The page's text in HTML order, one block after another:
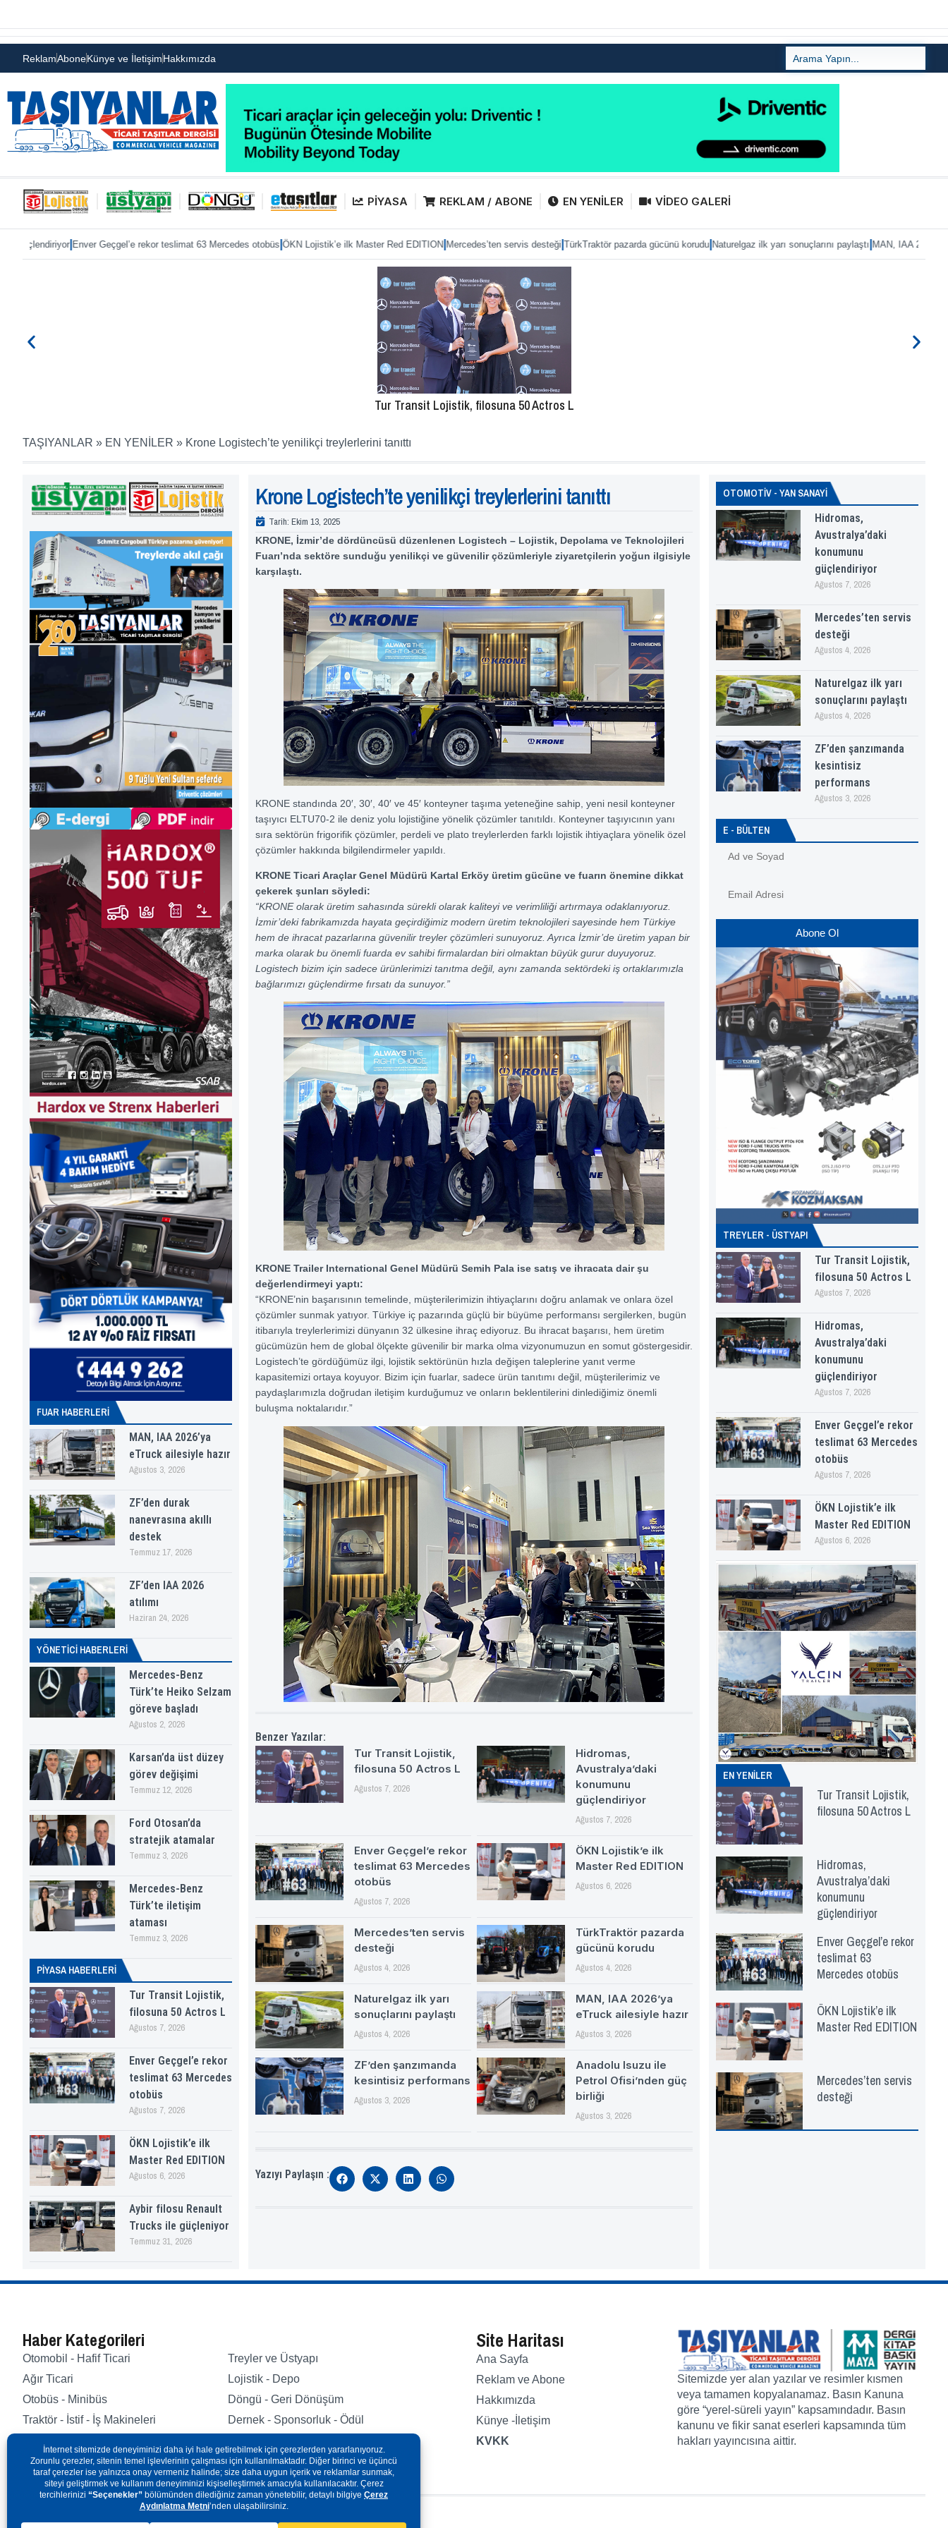
ReklamAboneKünye ve İletişimHakkımızda
PİYASA REKLAM / ABONE EN YENİLER VİDEO GALERİ
Enver Geçgel’e rekor teslimat 63 Mercedes otobüs|ÖKN Lojistik’e ilk Master Red EDITION|Mercedes’ten servis desteği| TürkTraktör pazarda gücünü korudu |Naturelgaz ilk yarı sonuçlarını paylaştı|MAN, IAA 2026’ya eTruck
Tur Transit Lojistik, filosuna 50 Actros L
TAŞIYANLAR » EN YENİLER » Krone Logistech’te yenilikçi treylerlerini tanıttı
FUAR HABERLERI
MAN, IAA 2026’ya
eTruck ailesiyle hazır
Ağustos 3, 2026
ZF’den durak
nanevrasına akıllı
destek
Temmuz 17, 2026
ZF’den IAA 2026
atılımı
Haziran 24, 2026
YÖNETICI HABERLERI
Mercedes-Benz
Türk’te Heiko Selzam
göreve başladı
Ağustos 2, 2026
Karsan’da üst düzey
görev değişimi
Temmuz 12, 2026
Ford Otosan’da
stratejik atamalar
Temmuz 3, 2026
Mercedes-Benz
Türk’te iletişim
ataması
Temmuz 3, 2026
PİYASA HABERLERI
Tur Transit Lojistik,
filosuna 50 Actros L
Ağustos 7, 2026
Enver Geçgel’e rekor
teslimat 63 Mercedes
otobüs
Ağustos 7, 2026
ÖKN Lojistik’e ilk
Master Red EDITION
Ağustos 6, 2026
Aybir filosu Renault
Trucks ile güçleniyor
Temmuz 31, 2026
Krone Logistech’te yenilikçi treylerlerini tanıttı
Tarih: Ekim 13, 2025
KRONE, İzmir’de dördüncüsü düzenlenen Logistech – Lojistik, Depolama ve Teknolojileri
Fuarı’nda sektöre sunduğu yenilikçi ve güvenilir çözümleriyle ziyaretçilerin yoğun ilgisiyle
karşılaştı.
KRONE standında 20′, 30′, 40′ ve 45′ konteyner taşıma yeteneğine sahip, yeni nesil konteyner
taşıyıcı ELTU70-2 ile deniz yolu lojistiğine yönelik çözümler tanıtıldı. Konteyner taşıyıcının yanı
sıra sektörün frigorifik çözümler, perdeli ve plato treylerlerden farklı lojistik ihtiyaçlara yönelik özel
çözümler hakkında bilgilendirmeler yapıldı.
KRONE Ticari Araçlar Genel Müdürü Kartal Erköy üretim gücüne ve fuarın önemine dikkat
çekerek şunları söyledi:
“KRONE olarak üretim sahasında sürekli olarak kaliteyi ve verimliliği artırmaya odaklanıyoruz.
İzmir’deki fabrikamızda hayata geçirdiğimiz modern üretim teknolojileri sayesinde hem Türkiye
hem de ihracat pazarlarına güvenilir treyler çözümleri sunuyoruz. Ayrıca İzmir’de üretim yapan bir
marka olarak bu önemli fuarda ev sahibi firmalardan biri olmaktan büyük gurur duyuyoruz.
Logistech bizim için sadece ürünlerimizi tanıtma değil, aynı zamanda sektördeki iş ortaklarımızla
bağlarımızı güçlendirme fırsatı da sunuyor.”
KRONE Trailer International Genel Müdürü Semih Pala ise satış ve ihracata dair şu
değerlendirmeyi yaptı:
“KRONE’nin başarısının temelinde, müşterilerimizin ihtiyaçlarını doğru anlamak ve onlara özel
çözümler sunmak yatıyor. Türkiye iç pazarında güçlü bir büyüme performansı sergilerken, bugün
itibarıyla treylerlerimizi dünyanın 32 ülkesine ihraç ediyoruz. Bu ihracat başarısı, hem üretim
gücümüzün hem de global ölçekte güvenilir bir marka olma vizyonumuzun en somut göstergesidir.
Logistech’te gördüğümüz ilgi, lojistik sektörünün hızla değişen taleplerine yanıt verme
kapasitemizi ortaya koyuyor. Bizim için fuarlar, sadece ürün tanıtımı değil, müşterilerimiz ve
paydaşlarımızla doğrudan iletişim kurduğumuz ve onların beklentilerini dinlediğimiz önemli
buluşma noktalarıdır.”
Benzer Yazılar:
Tur Transit Lojistik,
filosuna 50 Actros L
Ağustos 7, 2026
Hidromas,
Avustralya’daki
konumunu
güçlendiriyor
Ağustos 7, 2026
Enver Geçgel’e rekor
teslimat 63 Mercedes
otobüs
Ağustos 7, 2026
ÖKN Lojistik’e ilk
Master Red EDITION
Ağustos 6, 2026
Mercedes’ten servis
desteği
Ağustos 4, 2026
TürkTraktör pazarda
gücünü korudu
Ağustos 4, 2026
Naturelgaz ilk yarı
sonuçlarını paylaştı
Ağustos 4, 2026
MAN, IAA 2026’ya
eTruck ailesiyle hazır
Ağustos 3, 2026
ZF’den şanzımanda
kesintisiz performans
Ağustos 3, 2026
Anadolu Isuzu ile
Petrol Ofisi’nden güç
birliği
Ağustos 3, 2026
Yazıyı Paylaşın :
OTOMOTİV - YAN SANAYİ
Hidromas,
Avustralya’daki
konumunu
güçlendiriyor
Ağustos 7, 2026
Mercedes’ten servis
desteği
Ağustos 4, 2026
Naturelgaz ilk yarı
sonuçlarını paylaştı
Ağustos 4, 2026
ZF’den şanzımanda
kesintisiz
performans
Ağustos 3, 2026
E - BÜLTEN
Abone Ol
TREYLER - ÜSTYAPI
Tur Transit Lojistik,
filosuna 50 Actros L
Ağustos 7, 2026
Hidromas,
Avustralya’daki
konumunu
güçlendiriyor
Ağustos 7, 2026
Enver Geçgel’e rekor
teslimat 63 Mercedes
otobüs
Ağustos 7, 2026
ÖKN Lojistik’e ilk
Master Red EDITION
Ağustos 6, 2026
EN YENİLER
Tur Transit Lojistik,
filosuna 50 Actros L
Hidromas,
Avustralya’daki
konumunu
güçlendiriyor
Enver Geçgel’e rekor
teslimat 63
Mercedes otobüs
ÖKN Lojistik’e ilk
Master Red EDITION
Mercedes’ten servis
desteği
Haber Kategorileri
Otomobil - Hafif Ticari
Ağır Ticari
Otobüs - Minibüs
Traktör - İstif - İş Makineleri
Treyler ve Üstyapı
Lojistik - Depo
Döngü - Geri Dönüşüm
Dernek - Sponsorluk - Ödül
Site Haritası
Ana Sayfa
Reklam ve Abone
Hakkımızda
Künye -İletişim
KVKK
Sitemizde yer alan yazılar ve resimler kısmen
veya tamamen kopyalanamaz. Basın Kanuna
göre “yerel-süreli yayın” kapsamındadır. Basın
kanunu ve fikir sanat eserleri kapsamında tüm
hakları yayıncısına aittir.
Copyright © 2000 - 2025 MAYA Basın Yayın ve Matbaacılık Ltd. Şti.